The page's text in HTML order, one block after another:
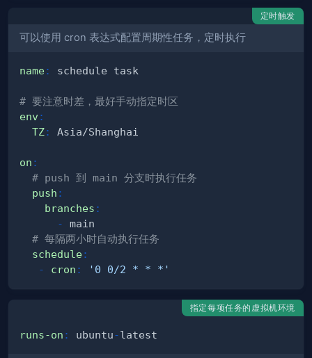
定时触发
可以使用 cron 表达式配置周期性任务，定时执行
name:
# 要注意时差，最好手动指定时区
env:
TZ:
on :
# push 到 main 分支时执行任务
push :
branches :
-
# 每隔两小时自动执行任务
schedule:
-
cron : '0 0/2 * * *'
指定每项任务的虚拟机环境
runs-on : ubuntu-